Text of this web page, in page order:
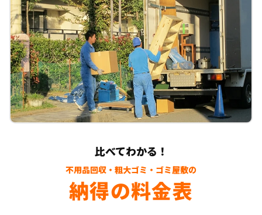
比べてわかる！
不用品回収・粗大ゴミ・ゴミ屋敷の
納得の料金表